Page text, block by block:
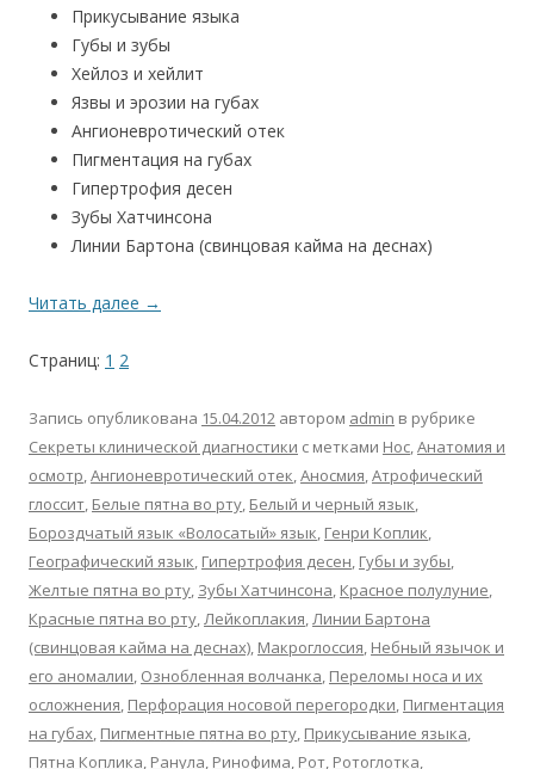
Прикусывание языка
Губы и зубы
Хейлоз и хейлит
Язвы и эрозии на губах
Ангионевротический отек
Пигментация на губах
Гипертрофия десен
Зубы Хатчинсона
Линии Бартона (свинцовая кайма на деснах)
Читать далее →
Страниц: 1 2
Запись опубликована 15.04.2012 автором admin в рубрике
Секреты клинической диагностики с метками Hoc,Анатомия и
осмотр,Ангионевротический отек,Аносмия,Атрофический
глоссит, Белые пятна во рту, Белый и черный язык,
Бороздчатый язык «Волосатый» язык, Генри Коплик,
Географический язык, Гипертрофия десен, Губы и зубы,
Желтые пятна во рту, Зубы Хатчинсона, Красное полулуние,
Красные пятна во рту,Лейкоплакия,Линии Бартона
(свинцовая кайма на деснах), Макроглоссия, Небный язычок и
его аномалии, Ознобленная волчанка, Переломы носа и их
осложнения, Перфорация носовой перегородки, Пигментация
на губах, Пигментные пятна во рту, Прикусывание языка,
Пятна Коплика, Ранула, Ринофима, Рот, Ротоглотка,